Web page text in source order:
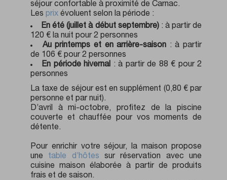
séjour confortable à proximité de Carnac.
Les prix évoluent selon la période :
En été (juillet à début septembre): à partir de
120 € la nuit pour 2 personnes
Au printemps et en arrière-saison : à partir
de 106 € pour 2 personnes
En période hivernal
: à partir de 88 € pour 2
personnes
La taxe de séjour est en supplément (0,80 € par
personne et par nuit).
D’avril à mi-octobre, profitez de la piscine
couverte et chauffée pour vos moments de
détente.
Pour enrichir votre séjour, la maison propose
une table d’hôtes sur réservation avec une
cuisine maison élaborée à partir de produits
frais et de saison.